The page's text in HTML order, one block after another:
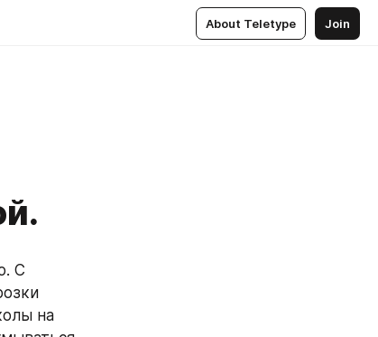
About Teletype Join
С
на